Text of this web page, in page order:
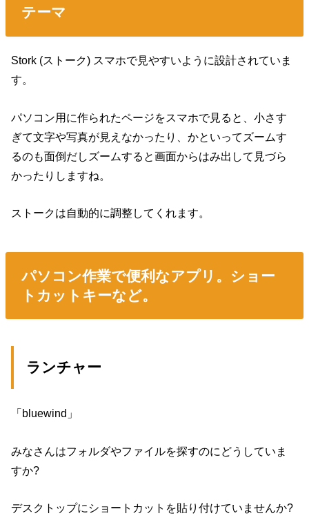
テーマ
Stork (ストーク) スマホで見やすいように設計されていま
す。
パソコン用に作られたページをスマホで見ると、小さす
ぎて文字や写真が見えなかったり、かといってズームす
るのも面倒だしズームすると画面からはみ出して見づら
かったりしますね。
ストークは自動的に調整してくれます。
パソコン作業で便利なアプリ。ショー
トカットキーなど。
ランチャー
「bluewind」
みなさんはフォルダやファイルを探すのにどうしていま
すか?
デスクトップにショートカットを貼り付けていませんか?